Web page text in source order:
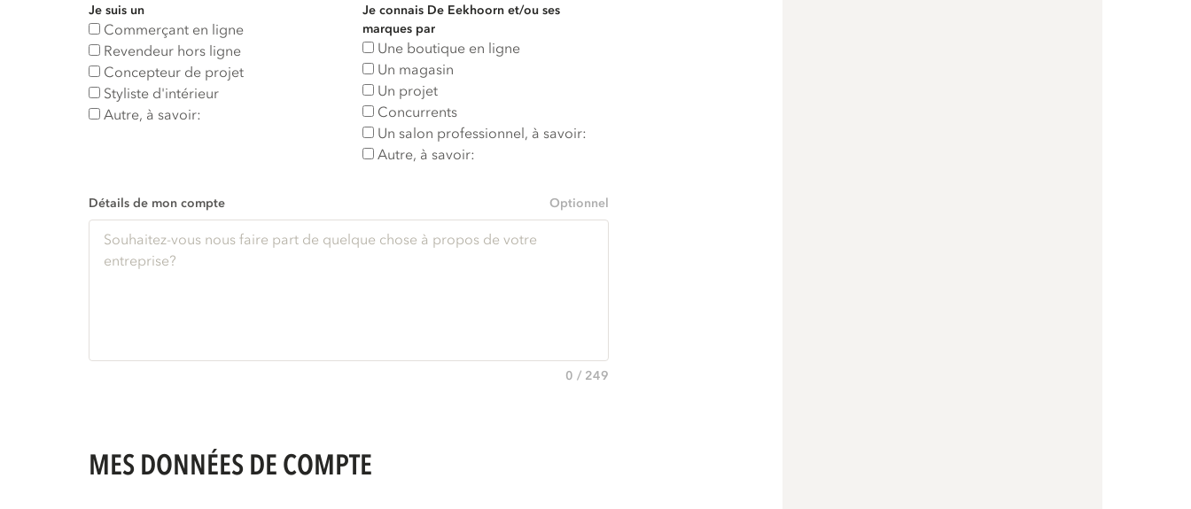
Je suis un
Commerçant en ligne
Revendeur hors ligne
Concepteur de projet
Styliste d'intérieur
Autre, à savoir:
Je connais De Eekhoorn et/ou ses
marques par
Une boutique en ligne
Un magasin
Un projet
Concurrents
Un salon professionnel, à savoir:
Autre, à savoir:
Détails de mon compte Optionnel
0 / 249
MES DONNÉES DE COMPTE